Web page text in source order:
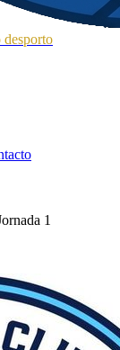
desporto
1